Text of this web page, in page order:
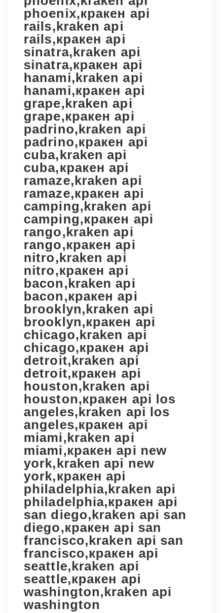
phoenix,кракен api
rails,kraken api
rails,кракен api
sinatra,kraken api
sinatra,кракен api
hanami,kraken api
hanami,кракен api
grape,kraken api
grape,кракен api
padrino,kraken api
padrino,кракен api
cuba,kraken api
cuba,кракен api
ramaze,kraken api
ramaze,кракен api
camping,kraken api
camping,кракен api
rango,kraken api
rango,кракен api
nitro,kraken api
nitro,кракен api
bacon,kraken api
bacon,кракен api
brooklyn,kraken api
brooklyn,кракен api
chicago,kraken api
chicago,кракен api
detroit,kraken api
detroit,кракен api
houston,kraken api
houston,кракен api los
angeles,kraken api los
angeles,кракен api
miami,kraken api
miami,кракен api new
york,kraken api new
york,кракен api
philadelphia,kraken api
philadelphia,кракен api
san diego,kraken api san
diego,кракен api san
francisco,kraken api san
francisco,кракен api
seattle,kraken api
seattle,кракен api
washington,kraken api
washington